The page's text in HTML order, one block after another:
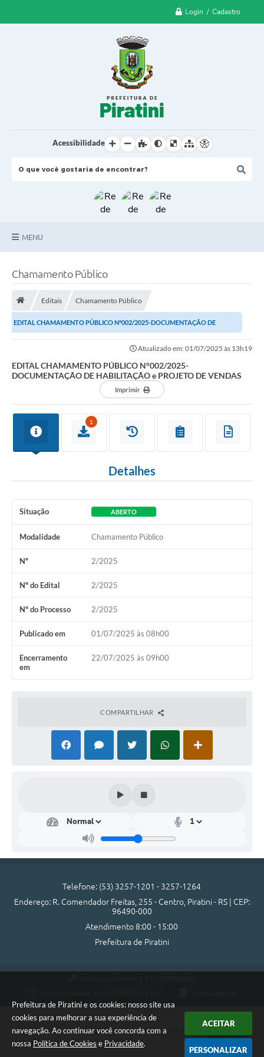
Prefeitura de Piratini e os cookies: nosso site usa
cookies para melhorar a sua experiência de
navegação. Ao continuar você concorda com a
nossa Política de Cookies e Privacidade.
ACEITAR
PERSONALIZAR
Login / Cadastro
Acessibilidade
MENU
Fotos
Arquivos para Download
Audiências Públicas
Projetos
Contas Públicas
Links
Serviços Online
Telefones Úteis
Emprega
A Prefeitura
Editais
Diário Oficial
Chamamento Público
Editais Chamamento Público
EDITAL CHAMAMENTO PÚBLICO N°002/2025-DOCUMENTAÇÃO DE
Atualizado em: 01/07/2025 às 13h19
EDITAL CHAMAMENTO PÚBLICO N°002/2025-
DOCUMENTAÇÃO DE HABILITAÇÃO e PROJETO DE VENDAS
Imprimir
1
Detalhes
Situação ABERTO
Modalidade Chamamento Público
Nº 2/2025
Nº do Edital 2/2025
Nº do Processo 2/2025
Publicado em 01/07/2025 às 08h00
Encerramento
em
22/07/2025 às 09h00
COMPARTILHAR
Telefone: (53) 3257-1201 - 3257-1264
Endereço: R. Comendador Freitas, 255 - Centro, Piratini - RS | CEP:
96490-000
Atendimento 8:00 - 15:00
Prefeitura de Piratini
Copyright Instar - 2006-2026. Todos os direitos reservados -
Instar Tecnologia